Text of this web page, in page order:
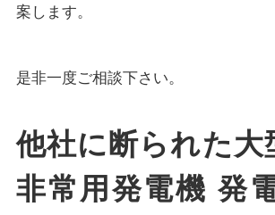
案します。
是非一度ご相談下さい。
他社に断られた大
非常用発電機 発